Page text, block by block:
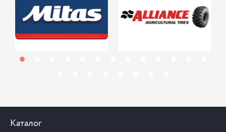
Каталог